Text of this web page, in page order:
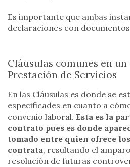
Es importante que ambas
declaraciones con
Cláusulas comunes en
Prestación de Servicios
En las Cláusulas es donde se
especificades en cuanto a
convenio laboral. Esta es la
contrato pues es donde
tomado entre quien ofrece
contrata, resultando el
resolución de futuras